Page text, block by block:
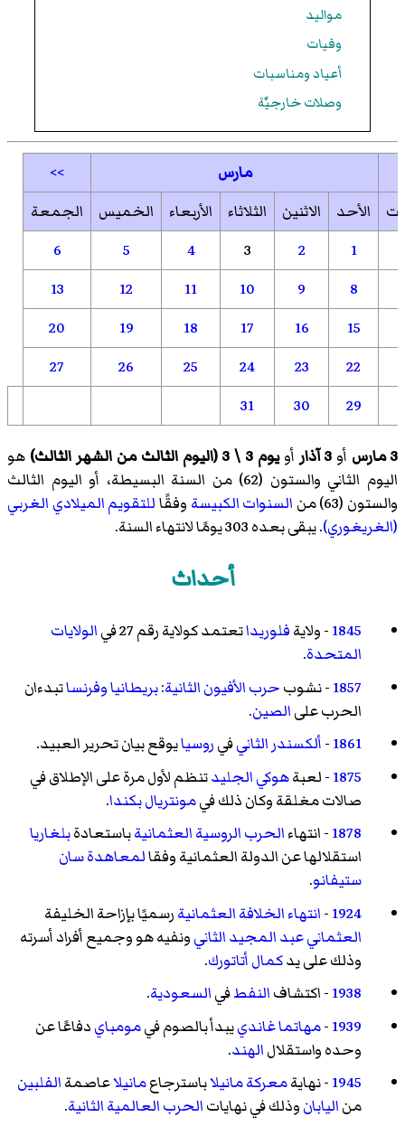
مواليد
وفيات
أعياد ومناسبات
وصلات خارجيَّة
مارس
>>
الأحد الاثنين الثلاثاء الأربعاء الخميس
الجمعة
1
2
3
4
5
6
8
9
10
11
12
13
15
16
17
18
19
20
22
23
24
25
26
27
29
30
31
3 مارس أو3 آذار أويوم 3 \ 3 (اليوم الثالث من الشهر الثالث)
هو
اليوم الثاني والستون (62) من السنة البسيطة، أو اليوم الثالث
والستون (63) من
السنوات الكبيسة وفقًاللتقويم الميلادي الغربي
(الغريغوري). يبقى بعده 303 يومًا لانتهاء السنة.
أحداث
1845- ولايةفلوريداتعتمد كولاية رقم 27 في
الولايات
المتحدة.
1857- نشوبحرب الأفيون الثانية:بريطانياوفرنساتبدءان
الحرب علىالصين.
1861
-ألكسندر الثانيفيروسيايوقع بيان تحرير العبيد.
1875- لعبةهوكي الجليدتنظم لأول مرة على الإطلاق في
صالات مغلقة وكان ذلك فيمونتريالبكندا.
1878- انتهاءالحرب الروسية العثمانيةباستعادةبلغاريا
استقلالها عن الدولة العثمانية وفقالمعاهدة سان
ستيفانو.
1924
-انتهاء الخلافة العثمانيةرسميًا بإزاحة الخليفة
العثمانيعبد المجيد الثانيونفيه هو وجميع أفراد أسرته
وذلك على يدكمال أتاتورك.
1938- اكتشافالنفطفيالسعودية.
1939
-مهاتما غاندييبدأ بالصوم فيمومبايدفاعًا عن
وحده واستقلالالهند.
1945- نهايةمعركة مانيلاباسترجاعمانيلاعاصمةالفلبين
مناليابانوذلك في نهاياتالحرب العالمية الثانية.